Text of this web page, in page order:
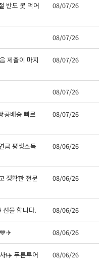
반도 못 먹어
08/07/26
08/07/26
제출이 마지
08/07/26
08/07/26
공배송 빠르
08/07/26
금 평생소득
08/06/26
정확한 전문
08/06/26
선물 합니다. 08/06/26
08/06/26
!✈️ 푸른투어
08/06/26